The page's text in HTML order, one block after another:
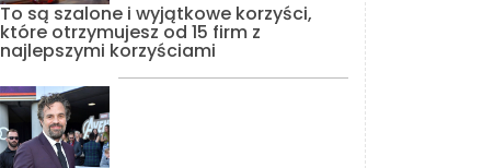
To są szalone i wyjątkowe korzyści,
które otrzymujesz od 15 firm z
najlepszymi korzyściami